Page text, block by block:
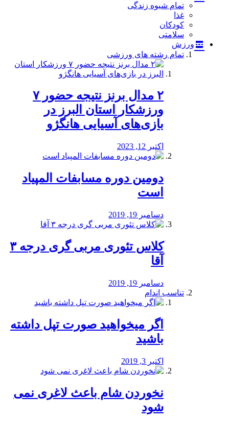
تمام شیوه زندگی
غذا
کودکان
سلامتی
ورزش
تمام رشته های ورزشی
۲ مدال برنز نتیجه حضور ۷
ورزشکار استان البرز در
بازی‌های آسیایی هانگژو
اکتبر 12, 2023
دومین دوره مسابفات المپیاد
است
دسامبر 19, 2019
کلاس تئوری مربی گری درجه ۳
آقا
دسامبر 19, 2019
تناسب اندام
اگر میخواهید صورت تپل داشته
باشید
اکتبر 3, 2019
نخوردن شام باعث لاغری نمی
‌شود